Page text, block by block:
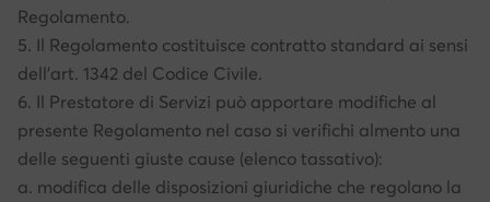
Regolamento.
5. Il Regolamento costituisce contratto standard ai sensi
dell’art. 1342 del Codice Civile.
6. Il Prestatore di Servizi può apportare modifiche al
presente Regolamento nel caso si verifichi almento una
delle seguenti giuste cause (elenco tassativo):
a. modifica delle disposizioni giuridiche che regolano la